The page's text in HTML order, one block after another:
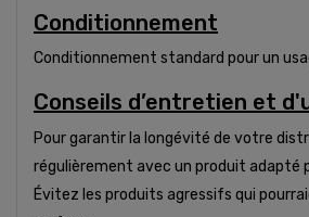
Conditionnement
Conditionnement standard pour un
Conseils d’entretien et
Pour garantir la longévité de votre
régulièrement avec un produit adapté
Évitez les produits agressifs qui